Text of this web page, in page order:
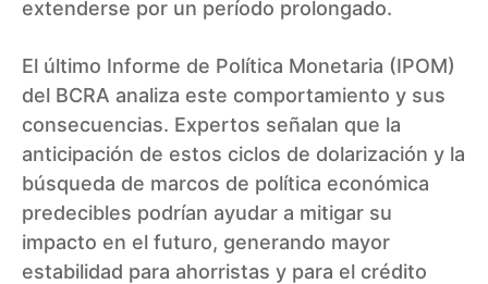
extenderse por un período prolongado.
El último Informe de Política Monetaria (IPOM)
del BCRA analiza este comportamiento y sus
consecuencias. Expertos señalan que la
anticipación de estos ciclos de dolarización y la
búsqueda de marcos de política económica
predecibles podrían ayudar a mitigar su
impacto en el futuro, generando mayor
estabilidad para ahorristas y para el crédito